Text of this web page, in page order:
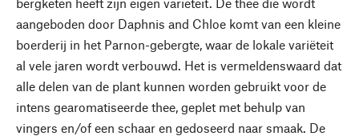
aangeboden door Daphnis and Chloe komt van een kleine
boerderij in het Parnon-gebergte, waar de lokale variëteit
al vele jaren wordt verbouwd. Het is vermeldenswaard dat
alle delen van de plant kunnen worden gebruikt voor de
intens gearomatiseerde thee, geplet met behulp van
vingers en/of een schaar en gedoseerd naar smaak. De